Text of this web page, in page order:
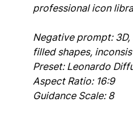
professional icon
Negative prompt:
filled shapes,
Preset: Leonardo
Aspect Ratio: 16:9
Guidance Scale: 8